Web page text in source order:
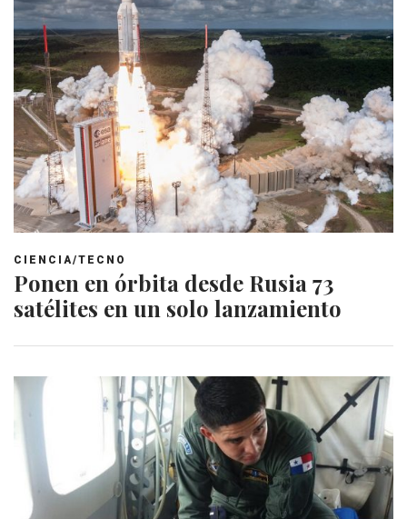
CIENCIA/TECNO
Ponen en órbita desde Rusia 73
satélites en un solo lanzamiento